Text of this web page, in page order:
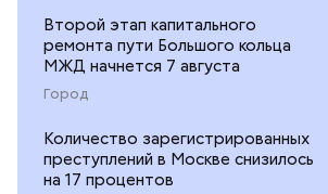
Второй этап капитального
ремонта пути Большого кольца
МЖД начнется 7 августа
Город
Количество зарегистрированных
преступлений в Москве снизилось
на 17 процентов